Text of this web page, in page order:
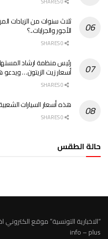
ثلاث سنوات من الزيادات
الأجور والجرايات..؟
رئيس منظمة ارشاد
أسعار زيت الزيتون… ويدعو
هذه أسعار السيارات الشعبية
حالة الطقس
“الاخبارية التونسية” موقع
info – plus